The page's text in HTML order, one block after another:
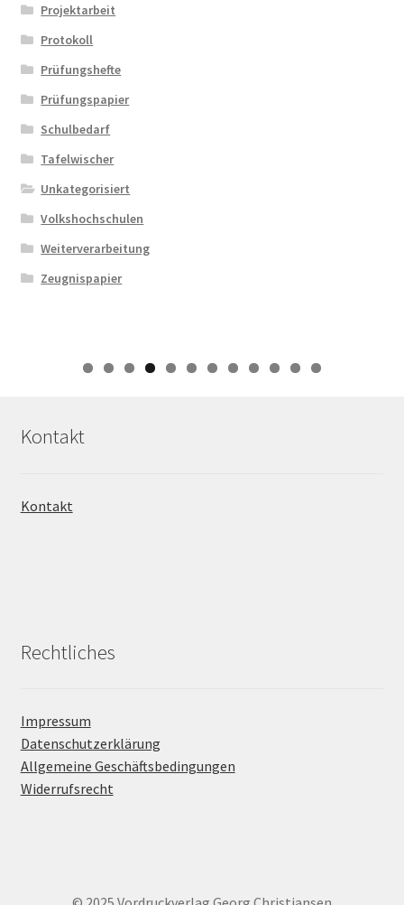
Projektarbeit
Protokoll
Prüfungshefte
Prüfungspapier
Schulbedarf
Tafelwischer
Unkategorisiert
Volkshochschulen
Weiterverarbeitung
Zeugnispapier
0 1 2
Kontakt
Kontakt
Rechtliches
Impressum
Datenschutzerklärung
Allgemeine Geschäftsbedingungen
Widerrufsrecht